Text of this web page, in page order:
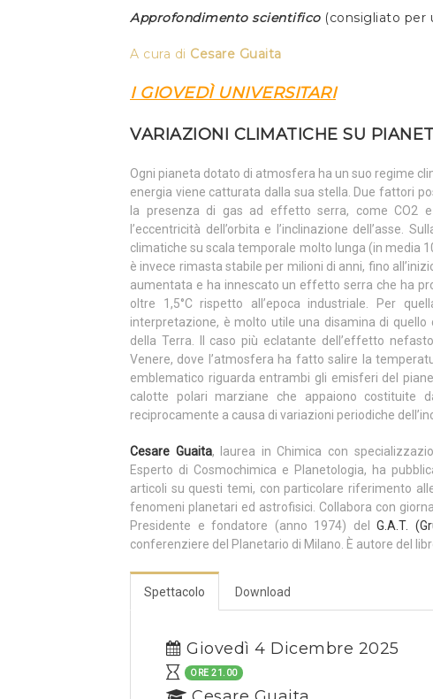
Approfondimento scientifico (consigliato per
A cura di Cesare Guaita
I GIOVEDÌ UNIVERSITARI
VARIAZIONI CLIMATICHE SU
Ogni pianeta dotato di atmosfera ha un suo regime
energia viene catturata dalla sua stella. Due fattori
la presenza di gas ad effetto serra, come CO2
l’eccentricità dell’orbita e l’inclinazione dell’asse.
climatiche su scala temporale molto lunga (in media
è invece rimasta stabile per milioni di anni, fino
aumentata e ha innescato un effetto serra che ha
oltre 1,5°C rispetto all’epoca industriale. Per
interpretazione, è molto utile una disamina di
della Terra. Il caso più eclatante dell’effetto
Venere, dove l’atmosfera ha fatto salire la
emblematico riguarda entrambi gli emisferi del
calotte polari marziane che appaiono costituite
reciprocamente a causa di variazioni periodiche
Cesare Guaita, laurea in Chimica con
Esperto di Cosmochimica e Planetologia, ha
articoli su questi temi, con particolare riferimento
fenomeni planetari ed astrofisici. Collabora con
Presidente e fondatore (anno 1974) delG.A.T. (
conferenziere del Planetario di Milano. È autore del
Spettacolo Download
Giovedì 4 Dicembre 2025
ORE 21.00